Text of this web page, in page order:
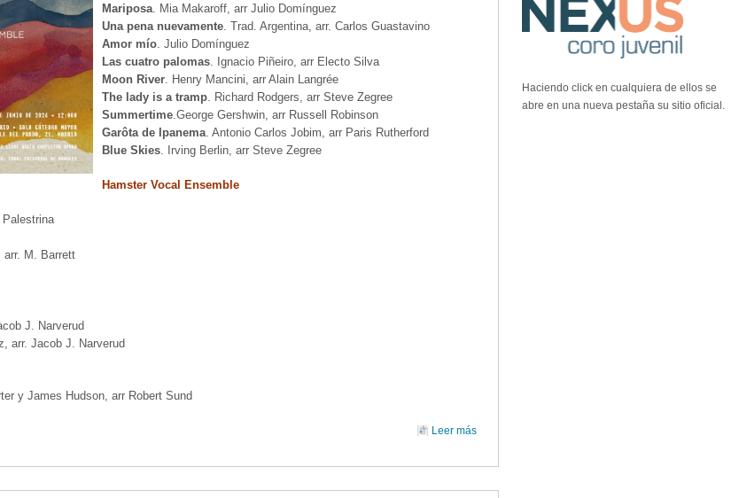
Mariposa . Mia Makaroff, arr Julio Domínguez
Una pena nuevamente . Trad. Argentina, arr. Carlos Guastavino
Amor mío . Julio Domínguez
Las cuatro palomas . Ignacio Piñeiro, arr Electo Silva
Moon River . Henry Mancini, arr Alain Langrée
The lady is a tramp . Richard Rodgers, arr Steve Zegree
Summertime .George Gershwin, arr Russell Robinson
Garôta de Ipanema . Antonio Carlos Jobim, arr Paris Rutherford
Blue Skies . Irving Berlin, arr Steve Zegree
Hamster Vocal Ensemble
arr. M. Barrett
J. Narverud
arr. Jacob J. Narverud
y James Hudson, arr Robert Sund
Leer mássobre CONCIERTO DE VERANO
Haciendo click en cualquiera de ellos se
abre en una nueva pestaña su sitio oficial.